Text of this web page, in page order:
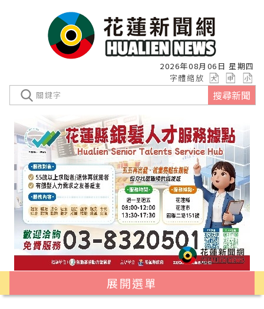
2026年08月06日 星期四
字體縮放
搜尋新聞
展開選單